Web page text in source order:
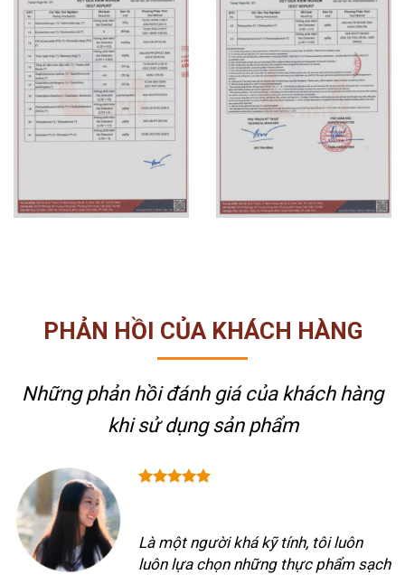
PHẢN HỒI CỦA KHÁCH HÀNG
Những phản hồi đánh giá của khách hàng
khi sử dụng sản phẩm
Là một người khá kỹ tính, tôi luôn
luôn lựa chọn những thực phẩm sạch